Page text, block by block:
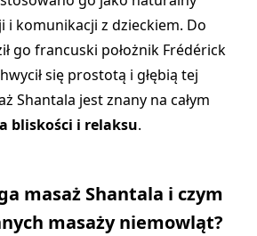
i komunikacji z dzieckiem. Do
go francuski położnik Frédérick
się prostotą i głębią tej
Shantala jest znany na całym
bliskości i relaksu.
masaż Shantala i czym
masaży niemowląt?